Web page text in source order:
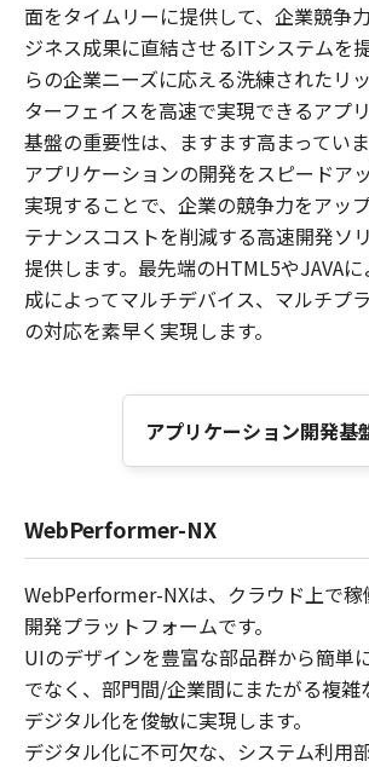
面をタイムリーに提供して、企業競争
ジネス成果に直結させるITシステムを
らの企業ニーズに応える洗練されたリ
ターフェイスを高速で実現できるアプ
基盤の重要性は、ますます高まっていま
アプリケーションの開発をスピードア
実現することで、企業の競争力をアッ
テナンスコストを削減する高速開発ソ
提供します。最先端のHTML5やJAVA
成によってマルチデバイス、マルチプ
の対応を素早く実現します。
アプリケーション開発基
WebPerformer-NX
WebPerformer-NXは、クラウド上で稼
開発プラットフォームです。
UIのデザインを豊富な部品群から簡単
でなく、部門間/企業間にまたがる複雑
デジタル化を俊敏に実現します。
デジタル化に不可欠な、システム利用